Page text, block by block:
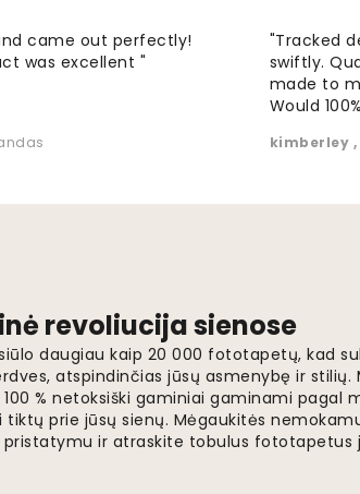
came out perfectly!
was excellent "
"Tracked
swiftly.
made to
Would
kimberley ,
revoliucija sienose
daugiau kaip 20 000 fototapetų, kad
atspindinčias jūsų asmenybę ir stilių.
100 % netoksiški gaminiai gaminami pagal
tiktų prie jūsų sienų. Mėgaukitės
pristatymu ir atraskite tobulus fototapetus